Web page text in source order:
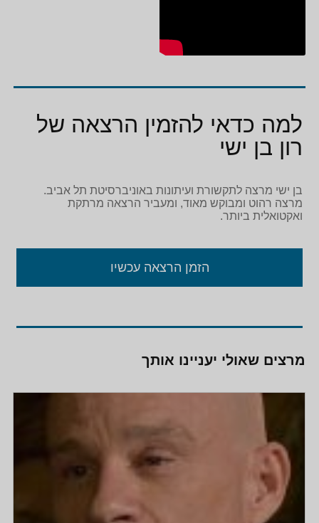
למה כדאי להזמין הרצאה של
רון בן ישי
בן ישי מרצה לתקשורת ועיתונות באוניברסיטת תל אביב.
מרצה רהוט ומבוקש מאוד, ומעביר הרצאה מרתקת
ואקטואלית ביותר.
הזמן הרצאה עכשיו
מרצים שאולי יעניינו אותך